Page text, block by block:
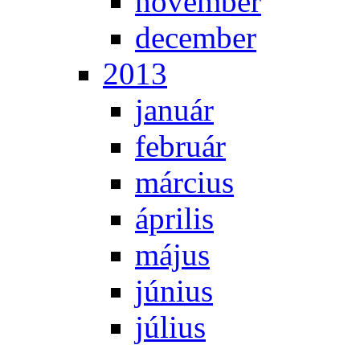
de­cem­ber
2013
ja­nu­ár
feb­ru­ár
már­ci­us
áp­ri­lis
má­jus
jú­ni­us
jú­li­us